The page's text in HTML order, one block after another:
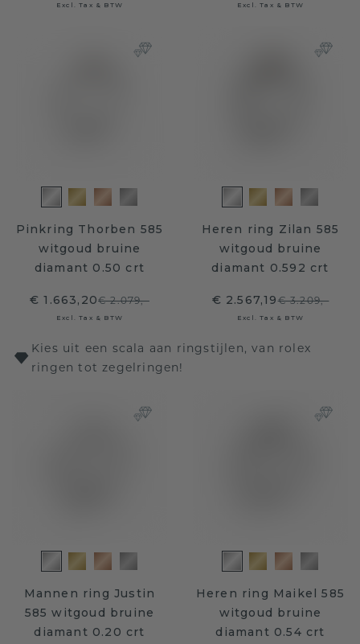
Excl. Tax & BTW Excl. Tax & BTW
Pinkring Thorben 585
witgoud bruine
diamant 0.50 crt
€ 1.663,20€ 2.079,-
Excl. Tax & BTW
Heren ring Zilan 585
witgoud bruine
diamant 0.592 crt
€ 2.567,19€ 3.209,-
Excl. Tax & BTW
Kies uit een scala aan ringstijlen, van rolex
ringen tot zegelringen!
Mannen ring Justin
585 witgoud bruine
diamant 0.20 crt
Heren ring Maikel 585
witgoud bruine
diamant 0.54 crt